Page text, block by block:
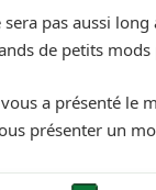
pas aussi long
de petits mods
vous a présenté le
présenter un